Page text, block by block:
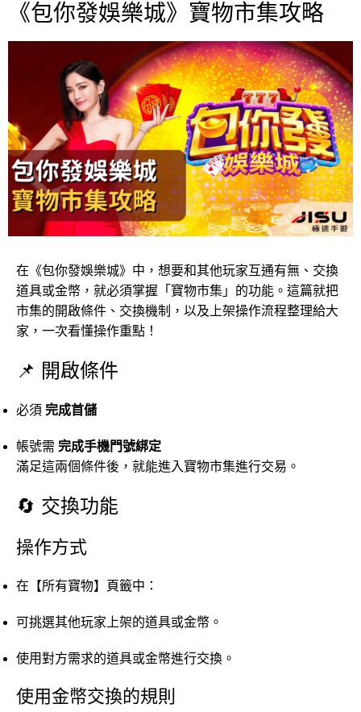
《包你發娛樂城》寶物市集攻略
在《包你發娛樂城》中，想要和其他玩家互通有無、交換
道具或金幣，就必須掌握「寶物市集」的功能。這篇就把
市集的開啟條件、交換機制，以及上架操作流程整理給大
家，一次看懂操作重點！
📌 開啟條件
必須 完成首儲
帳號需 完成手機門號綁定
滿足這兩個條件後，就能進入寶物市集進行交易。
🔄 交換功能
操作方式
在【所有寶物】頁籤中：
可挑選其他玩家上架的道具或金幣。
使用對方需求的道具或金幣進行交換。
使用金幣交換的規則